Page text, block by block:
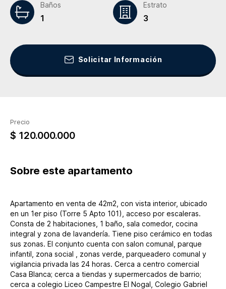
Baños
1
Estrato
3
Solicitar Información
Precio
$ 120.000.000
Sobre este apartamento
Apartamento en venta de 42m2, con vista interior, ubicado
en un 1er piso (Torre 5 Apto 101), acceso por escaleras.
Consta de 2 habitaciones, 1 baño, sala comedor, cocina
integral y zona de lavandería. Tiene piso cerámico en todas
sus zonas. El conjunto cuenta con salon comunal, parque
infantil, zona social , zonas verde, parqueadero comunal y
vigilancia privada las 24 horas. Cerca a centro comercial
Casa Blanca; cerca a tiendas y supermercados de barrio;
cerca a colegio Liceo Campestre El Nogal, Colegio Gabriel